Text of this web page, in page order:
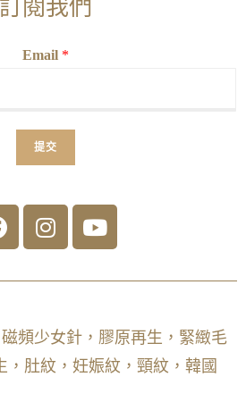
訂閱我們
Email *
提交
磁頻少女針，膠原再生，緊緻毛
，肚紋，妊娠紋，頸紋，韓國